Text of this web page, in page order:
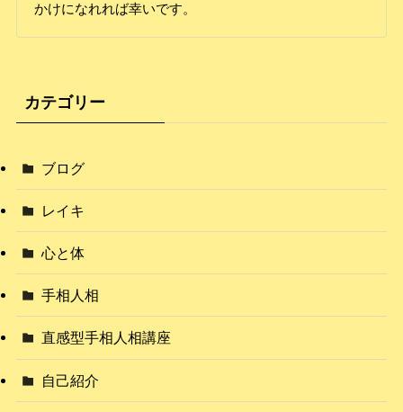
かけになれれば幸いです。
カテゴリー
ブログ
レイキ
心と体
手相人相
直感型手相人相講座
自己紹介